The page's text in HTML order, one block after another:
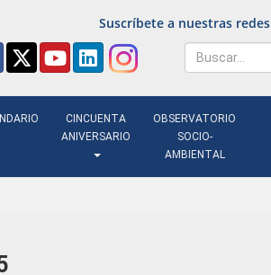
Suscríbete a nuestras redes
CINCUENTA
ANIVERSARIO
OBSERVATORIO
SOCIO-
AMBIENTAL